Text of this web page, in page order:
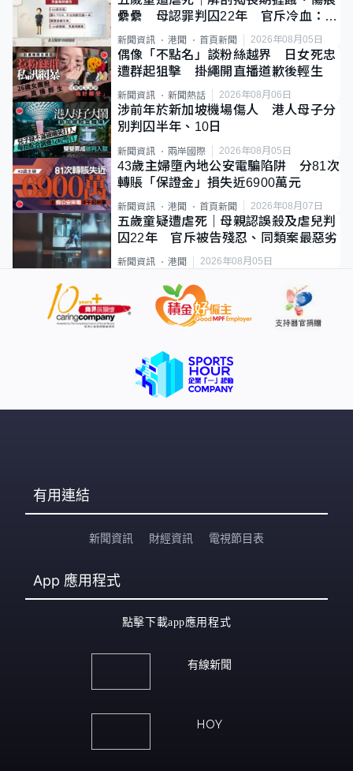
纍纍 母認罪判囚22年 官斥冷血：同
類案最惡劣
新聞資訊 港聞 首頁新聞 2026年08月05日
偶像「不點名」談粉絲越界 日女死忠
遭群起狙擊 掛繩開直播道歉後輕生
新聞資訊 新聞熱話 2026年08月06日
涉前年於新加坡機場傷人 港人母子分
別判囚半年、10日
新聞資訊 兩岸國際 2026年08月05日
43歲主婦墮內地公安電騙陷阱 分81次
轉賬「保證金」損失近6900萬元
新聞資訊 港聞 首頁新聞 2026年08月07日
五歲童疑遭虐死｜母親認誤殺及虐兒判
囚22年 官斥被告殘忍、同類案最惡劣
新聞資訊 港聞 2026年08月05日
有用連結
新聞資訊 財經資訊 電視節目表
App 應用程式
點擊下載app應用程式
有線新聞
HOY